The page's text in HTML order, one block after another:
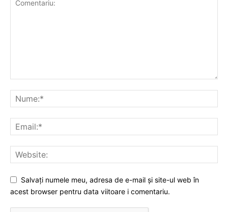
Salvați numele meu, adresa de e-mail și site-ul web în
acest browser pentru data viitoare i comentariu.